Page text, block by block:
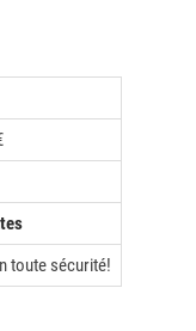
toute sécurité!